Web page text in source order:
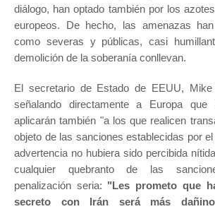
diálogo, han optado también por los
europeos. De hecho, las amenazas
como severas y públicas, casi
demolición de la soberanía conllevan.
El secretario de Estado de EEUU, Mike
señalando directamente a Europa
aplicarán también "a los que realicen
objeto de las sanciones establecidas por
advertencia no hubiera sido percibida
cualquier quebranto de las
penalización seria: "Les prometo que
secreto con Irán será más